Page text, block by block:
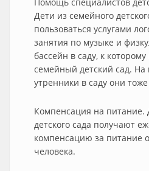
Дети из семейного
пользоваться услугами
занятия по музыке и
бассейн в саду, к
семейный детский сад. На
утренники в саду они
Компенсация на питание.
детского сада получают
компенсацию за питание
человека.